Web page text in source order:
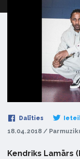
Dalīties
18.04.2018 /
Kendriks Lamārs